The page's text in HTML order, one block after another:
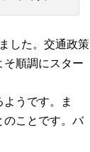
した。交通政策
順調にスター
うです。ま
のことです。バ